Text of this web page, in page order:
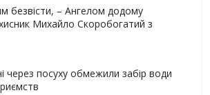
безвісти, – Ангелом додому
Михайло Скоробогатий з
через посуху обмежили забір води